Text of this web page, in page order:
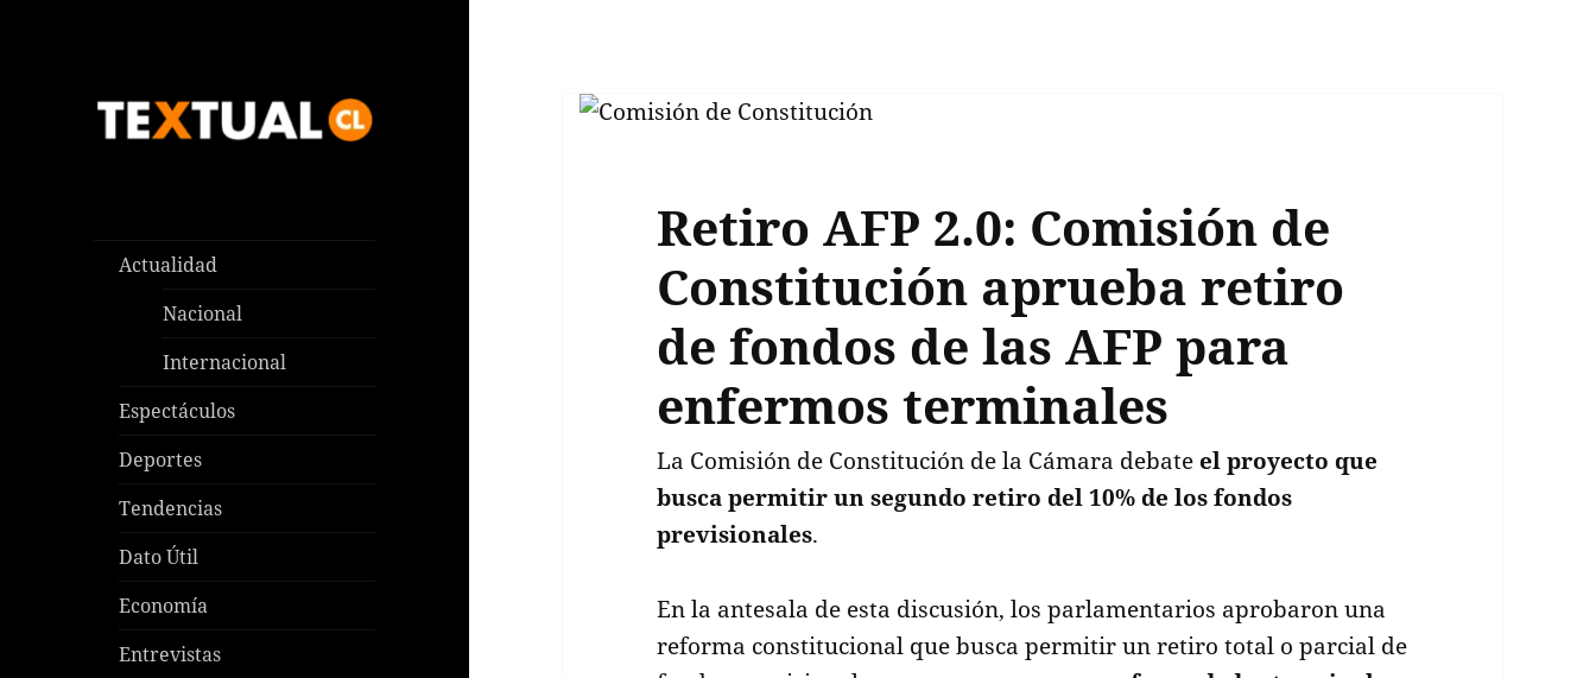
Actualidad
Nacional
Internacional
Espectáculos
Deportes
Tendencias
Dato Útil
Economía
Entrevistas
Retiro AFP 2.0: Comisión de
Constitución aprueba retiro
de fondos de las AFP para
enfermos terminales
La Comisión de Constitución de la Cámara debate el proyecto que
busca permitir un segundo retiro del 10% de los fondos
previsionales.
En la antesala de esta discusión, los parlamentarios aprobaron una
reforma constitucional que busca permitir un retiro total o parcial de